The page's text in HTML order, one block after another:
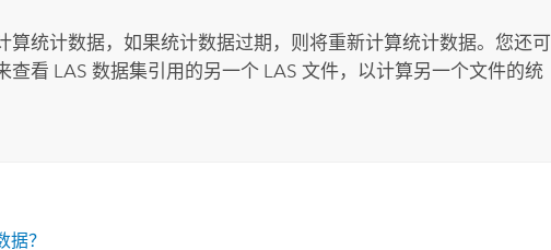
算统计数据，如果统计数据过期，则将重新计算统计数据。您还可
查看 LAS 数据集引用的另一个 LAS 文件，以计算另一个文件的统
据？